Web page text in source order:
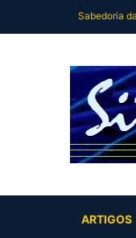
Sabedoria
ARTIGOS